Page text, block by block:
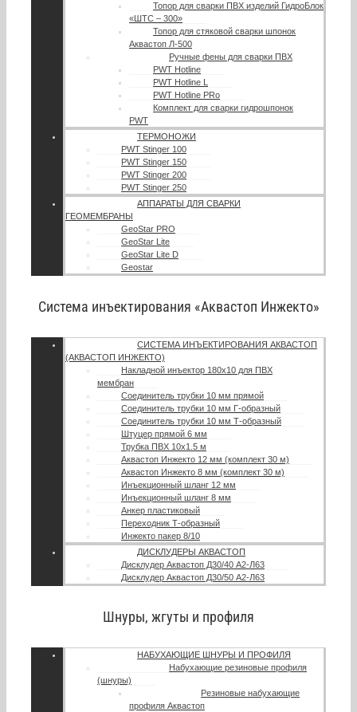
Топор для сварки ПВХ изделий ГидроБлок
«ШТС – 300»
Топор для стяковой сварки шпонок
Аквастоп Л-500
Ручные фены для сварки ПВХ
PWT Hotline
PWT Hotline L
PWT Hotline PRo
Комплект для сварки гидрошпонок
PWT
ТЕРМОНОЖИ
PWT Stinger 100
PWT Stinger 150
PWT Stinger 200
PWT Stinger 250
АППАРАТЫ ДЛЯ СВАРКИ
ГЕОМЕМБРАНЫ
GeoStar PRO
GeoStar Lite
GeoStar Lite D
Geostar
Система инъектирования «Аквастоп Инжекто»
СИСТЕМА ИНЪЕКТИРОВАНИЯ АКВАСТОП
(АКВАСТОП ИНЖЕКТО)
Накладной инъектор 180х10 для ПВХ
мембран
Соединитель трубки 10 мм прямой
Соединитель трубки 10 мм Г-образный
Соединитель трубки 10 мм Т-образный
Штуцер прямой 6 мм
Трубка ПВХ 10х1.5 м
Аквастоп Инжекто 12 мм (комплект 30 м)
Аквастоп Инжекто 8 мм (комплект 30 м)
Инъекционный шланг 12 мм
Инъекционный шланг 8 мм
Анкер пластиковый
Переходник Т-образный
Инжекто пакер 8/10
ДИСКЛУДЕРЫ АКВАСТОП
Дисклудер Аквастоп Д30/40 А2-Л63
Дисклудер Аквастоп Д30/50 А2-Л63
Шнуры, жгуты и профиля
НАБУХАЮЩИЕ ШНУРЫ И ПРОФИЛЯ
Набухающие резиновые профиля
(шнуры)
Резиновые набухающие
профиля Аквастоп